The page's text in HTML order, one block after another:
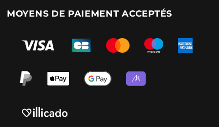
MOYENS DE PAIEMENT ACCEPTÉS